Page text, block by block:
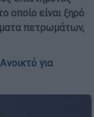
οποίο είναι ξηρό
πετρωμάτων,
Ανοικτό για